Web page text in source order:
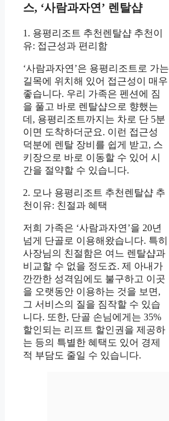
스, ‘사람과자연’ 렌탈샵
1. 용평리조트 추천렌탈샵 추천이
유: 접근성과 편리함
‘사람과자연’은 용평리조트로 가는
길목에 위치해 있어 접근성이 매우
좋습니다. 우리 가족은 펜션에 짐
을 풀고 바로 렌탈샵으로 향했는
데, 용평리조트까지는 차로 단 5분
이면 도착하더군요. 이런 접근성
덕분에 렌탈 장비를 쉽게 받고, 스
키장으로 바로 이동할 수 있어 시
간을 절약할 수 있습니다.
2. 모나 용평리조트 추천렌탈샵 추
천이유: 친절과 혜택
저희 가족은 ‘사람과자연’을 20년
넘게 단골로 이용해왔습니다. 특히
사장님의 친절함은 여느 렌탈샵과
비교할 수 없을 정도죠. 제 아내가
깐깐한 성격임에도 불구하고 이곳
을 오랫동안 이용하는 것을 보면,
그 서비스의 질을 짐작할 수 있습
니다. 또한, 단골 손님에게는 35%
할인되는 리프트 할인권을 제공하
는 등의 특별한 혜택도 있어 경제
적 부담도 줄일 수 있습니다.